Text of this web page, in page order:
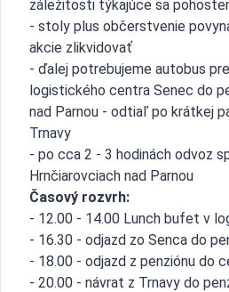
záležitosti týkajúce sa
- stoly plus občerstvenie
akcie zlikvidovať
- ďalej potrebujeme autobus
logistického centra Senec do
nad Parnou - odtiaľ po krátkej
Trnavy
- po cca 2 - 3 hodinách odvoz
Hrnčiarovciach nad Parnou
Časový rozvrh:
- 12.00 - 14.00 Lunch bufet v
- 16.30 - odjazd zo Senca do
- 18.00 - odjazd z penziónu do
- 20.00 - návrat z Trnavy do